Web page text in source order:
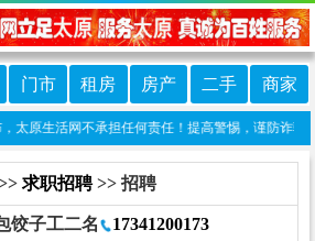
门市 租房 房产 二手 商家
原生活网不承担任何责任！提高警惕，谨防诈骗！
求职招聘>> 招聘
饺子工二名
17341200173